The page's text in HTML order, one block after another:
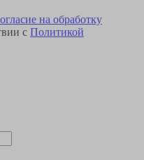
на обработку
с Политикой